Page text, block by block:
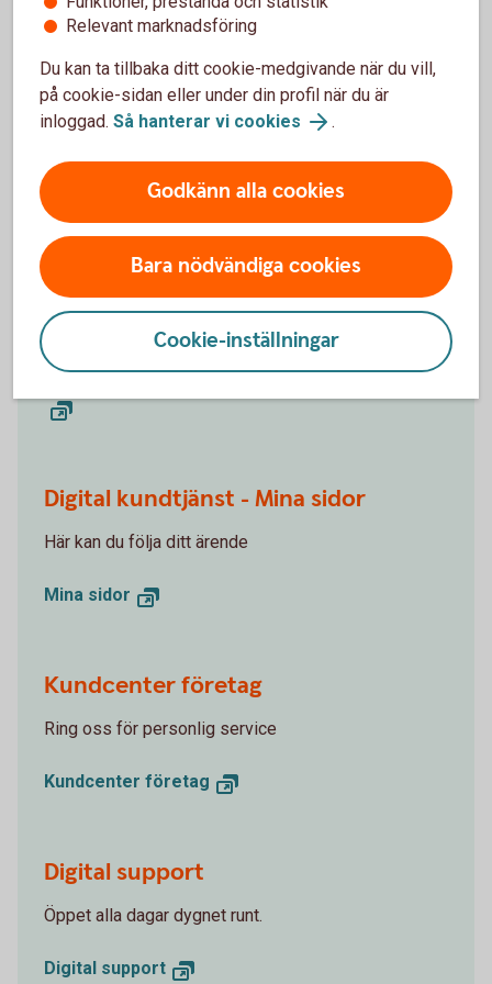
Behöver du hjälp?
Kontakta banken när du själv
har tid
Digital kundtjänst
Via vår digitala kundtjänst kan våra föreningsskunder
uträtta det mesta på egen hand – dygnet runt.
Ansök om att bli föreningskund
Digital kundtjänst - Mina sidor
Här kan du följa ditt ärende
Mina sidor
Kundcenter företag
Ring oss för personlig service
Kundcenter företag
Digital support
Öppet alla dagar dygnet runt.
Digital support
Relevant marknadsföring
Du kan ta tillbaka ditt cookie-medgivande när du vill,
på cookie-sidan eller under din profil när du är
inloggad. Så hanterar vi cookies .
Godkänn alla cookies
Bara nödvändiga cookies
Cookie-inställningar